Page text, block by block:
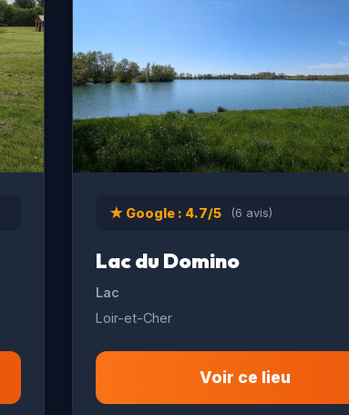
★ Google : 4.7/5 (6 avis)
Lac du Domino
Lac
Loir-et-Cher
Voir ce lieu